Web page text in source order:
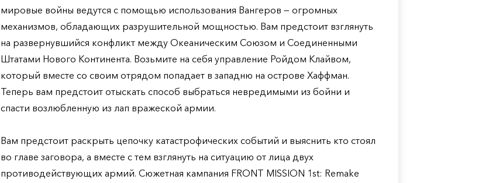
мировые войны ведутся с помощью использования Вангеров — огромных
механизмов, обладающих разрушительной мощностью. Вам предстоит взглянуть
на развернувшийся конфликт между Океаническим Союзом и Соединенными
Штатами Нового Континента. Возьмите на себя управление Ройдом Клайвом,
который вместе со своим отрядом попадает в западню на острове Хаффман.
Теперь вам предстоит отыскать способ выбраться невредимыми из бойни и
спасти возлюбленную из лап вражеской армии.
Вам предстоит раскрыть цепочку катастрофических событий и выяснить кто стоял
во главе заговора, а вместе с тем взглянуть на ситуацию от лица двух
противодействующих армий. Сюжетная кампания FRONT MISSION 1st: Remake